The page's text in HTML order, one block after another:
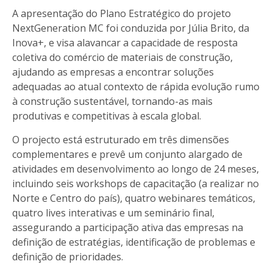
A apresentação do Plano Estratégico do projeto
NextGeneration MC foi conduzida por Júlia Brito, da
Inova+, e visa alavancar a capacidade de resposta
coletiva do comércio de materiais de construção,
ajudando as empresas a encontrar soluções
adequadas ao atual contexto de rápida evolução rumo
à construção sustentável, tornando-as mais
produtivas e competitivas à escala global.
O projecto está estruturado em três dimensões
complementares e prevê um conjunto alargado de
atividades em desenvolvimento ao longo de 24 meses,
incluindo seis workshops de capacitação (a realizar no
Norte e Centro do país), quatro webinares temáticos,
quatro lives interativas e um seminário final,
assegurando a participação ativa das empresas na
definição de estratégias, identificação de problemas e
definição de prioridades.